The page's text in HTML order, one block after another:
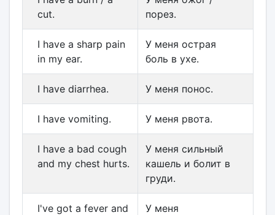
cut.
порез.
I have a sharp pain
in my ear.
У меня острая
боль в ухе.
I have diarrhea. У меня понос.
I have vomiting. У меня рвота.
I have a bad cough
and my chest hurts.
У меня сильный
кашель и болит в
груди.
I've got a fever and
У меня